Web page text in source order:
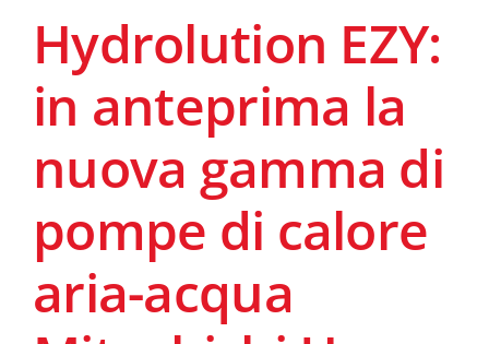
Hydrolution EZY:
in anteprima la
nuova gamma di
pompe di calore
aria-acqua